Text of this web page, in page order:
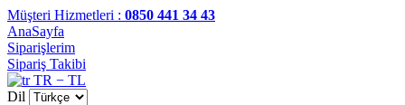
Müşteri Hizmetleri : 0850 441 34 43
AnaSayfa
Siparişlerim
Sipariş Takibi
TR − TL
Dil